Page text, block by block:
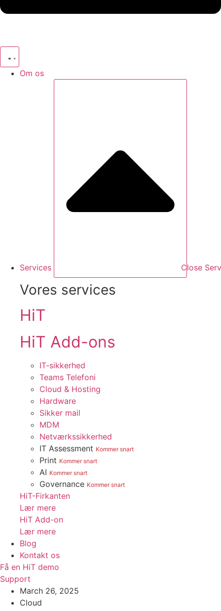
Om os
Services Close
Vores services
HiT
HiT Add-ons
IT-sikkerhed
Teams Telefoni
Cloud & Hosting
Hardware
Sikker mail
MDM
Netværkssikkerhed
IT Assessment Kommer snart
Print Kommer snart
AI Kommer snart
Governance Kommer snart
HiT-Firkanten
Lær mere
HiT Add-on
Lær mere
Blog
Kontakt os
Få en HiT demo
Support
March 26, 2025
Cloud